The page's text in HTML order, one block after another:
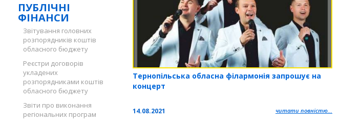
ПУБЛІЧНІ
ФІНАНСИ
Звітування головних
розпорядників коштів
обласного бюджету
Реєстри договорів
укладених
розпорядниками коштів
обласного бюджету
Звіти про виконання
регіональних програм
Тернопільська обласна філармонія запрошує на
концерт
14.08.2021 читати повністю...